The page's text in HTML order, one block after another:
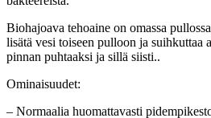
Biohajoava tehoaine on omassa
lisätä vesi toiseen pulloon ja suihkuttaa
pinnan puhtaaksi ja sillä siisti..
Ominaisuudet:
– Normaalia huomattavasti